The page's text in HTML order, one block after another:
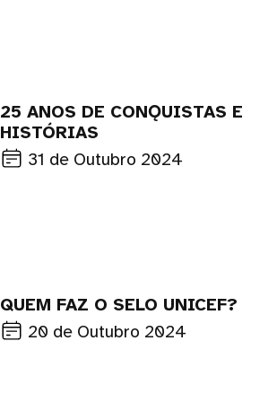
25 ANOS DE CONǪUISTAS E
HISTÓRIAS
31 de Outubro 2024
QUEM FAZ O SELO UNICEF?
20 de Outubro 2024